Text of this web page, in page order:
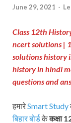
June 29, 2021 -
Class 12th
ncert solutions |
solutions history
history in hindi
questions and
हमारेSmart Study
बिहार बोर्डकेकक्षा